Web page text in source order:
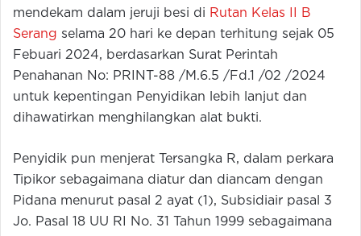
mendekam dalam jeruji besi di Rutan Kelas II B
Serang selama 20 hari ke depan terhitung sejak 05
Febuari 2024, berdasarkan Surat Perintah
Penahanan No: PRINT-88 /M.6.5 /Fd.1 /02 /2024
untuk kepentingan Penyidikan lebih lanjut dan
dihawatirkan menghilangkan alat bukti.
Penyidik pun menjerat Tersangka R, dalam perkara
Tipikor sebagaimana diatur dan diancam dengan
Pidana menurut pasal 2 ayat (1), Subsidiair pasal 3
Jo. Pasal 18 UU RI No. 31 Tahun 1999 sebagaimana